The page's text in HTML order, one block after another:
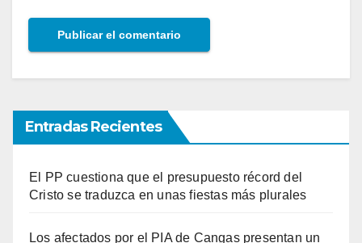
Entradas Recientes
El PP cuestiona que el presupuesto récord del
Cristo se traduzca en unas fiestas más plurales
Los afectados por el PIA de Cangas presentan un